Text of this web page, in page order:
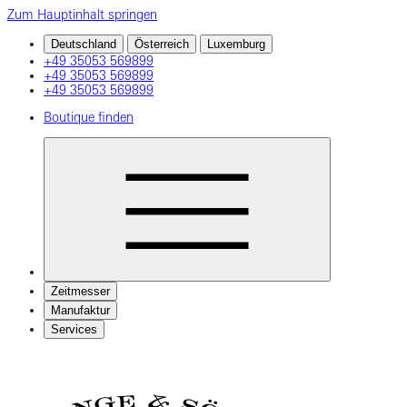
Zum Hauptinhalt springen
Deutschland Österreich Luxemburg
+49 35053 569899
+49 35053 569899
+49 35053 569899
Boutique finden
Zeitmesser
Manufaktur
Services